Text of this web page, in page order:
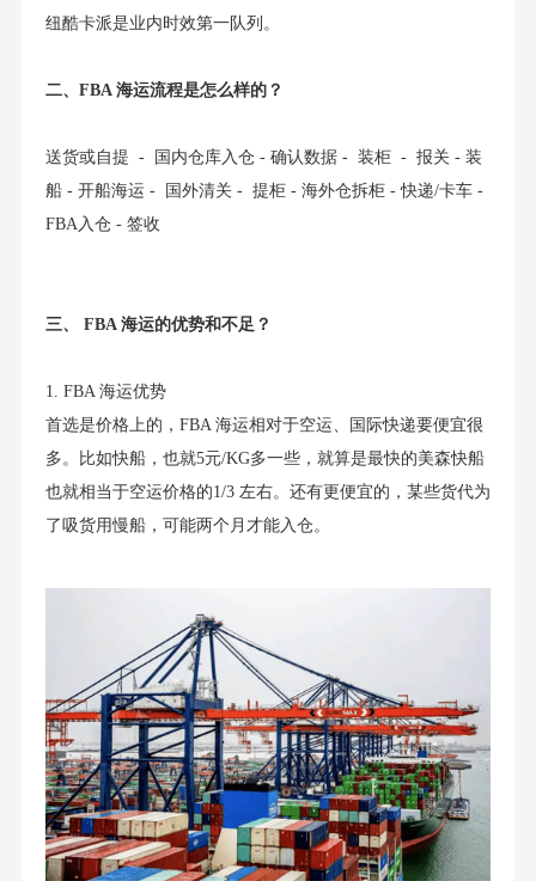
纽酷卡派是业内时效第一队列。
二、FBA 海运流程是怎么样的？
送货或自提 - 国内仓库入仓 - 确认数据 - 装柜 - 报关 - 装
船 - 开船海运 - 国外清关 - 提柜 - 海外仓拆柜 - 快递/卡车 -
FBA入仓 - 签收
三、 FBA 海运的优势和不足？
1. FBA 海运优势
首选是价格上的，FBA 海运相对于空运、国际快递要便宜很
多。比如快船，也就5元/KG多一些，就算是最快的美森快船
也就相当于空运价格的1/3 左右。还有更便宜的，某些货代为
了吸货用慢船，可能两个月才能入仓。